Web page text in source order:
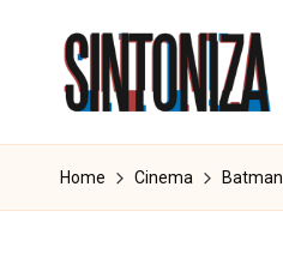
S
i
clássicos
dos
Home Cinema